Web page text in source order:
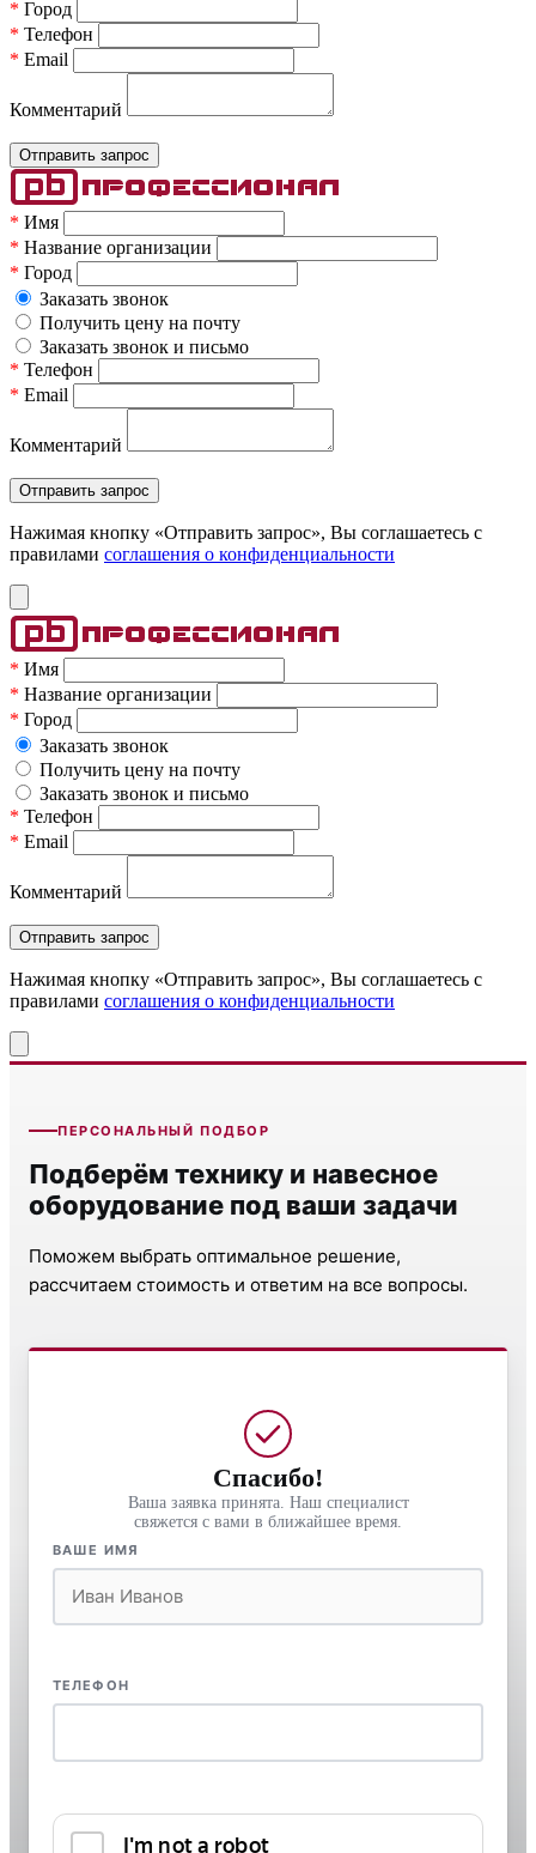
* Город
* Телефон
* Email
Комментарий
* Имя
* Название организации
* Город
Заказать звонок
Получить цену на почту
Заказать звонок и письмо
* Телефон
* Email
Комментарий
Нажимая кнопку «Отправить запрос», Вы соглашаетесь c
правилами соглашения о конфиденциальности
* Имя
* Название организации
* Город
Заказать звонок
Получить цену на почту
Заказать звонок и письмо
* Телефон
* Email
Комментарий
Нажимая кнопку «Отправить запрос», Вы соглашаетесь c
правилами соглашения о конфиденциальности
ПЕРСОНАЛЬНЫЙ ПОДБОР
Подберём технику и навесное
оборудование под ваши задачи
Поможем выбрать оптимальное решение,
рассчитаем стоимость и ответим на все вопросы.
Спасибо!
Ваша заявка принята. Наш специалист
свяжется с вами в ближайшее время.
ВАШЕ ИМЯ
ТЕЛЕФОН